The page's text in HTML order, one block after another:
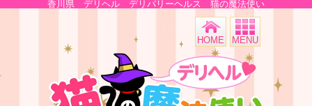
香川県 デリヘル デリバリーヘルス 猫の魔法使い
MENU
HOME